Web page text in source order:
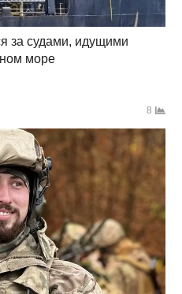
за судами, идущими
море
8